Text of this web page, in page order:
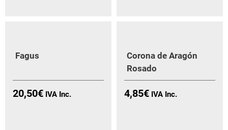
Fagus
20,50€
Corona de Aragón
Rosado
4,85€